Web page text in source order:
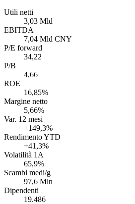
Utili netti
3,03 Mld
EBITDA
7,04 Mld CNY
P/E forward
34,22
P/B
4,66
ROE
16,85%
Margine netto
5,66%
Var. 12 mesi
+149,3%
Rendimento YTD
+41,3%
Volatilità 1A
65,9%
Scambi medi/g
97,6 Mln
Dipendenti
19.486